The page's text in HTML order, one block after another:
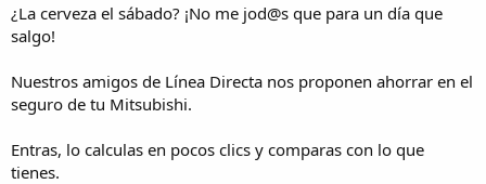
¿La cerveza el sábado? ¡No me jod@s que para un día que
salgo!
Nuestros amigos de Línea Directa nos proponen ahorrar en el
seguro de tu Mitsubishi.
Entras, lo calculas en pocos clics y comparas con lo que
tienes.